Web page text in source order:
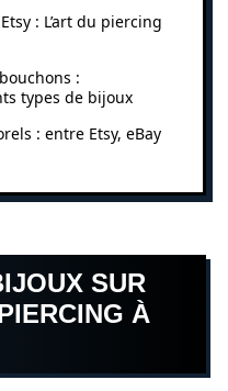
: L’art du piercing
:
types de bijoux
: entre Etsy, eBay
SUR
À